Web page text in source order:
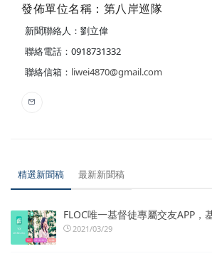
發佈單位名稱：第八岸巡隊
新聞聯絡人：劉立偉
聯絡電話：0918731332
聯絡信箱： liwei4870@gmail.com
精選新聞稿 最新新聞稿
FLOC唯一基督徒專屬交友APP，
2021/03/29